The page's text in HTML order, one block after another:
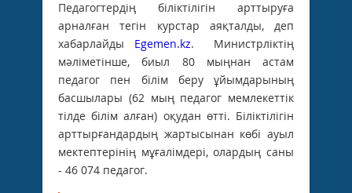
Педагогтердің біліктілігін арттыруға
арналған тегін курстар аяқталды, деп
хабарлайды Egemen.kz. Министрліктің
мәліметінше, биыл 80 мыңнан астам
педагог пен білім беру ұйымдарының
басшылары (62 мың педагог мемлекеттік
тілде білім алған) оқудан өтті. Біліктілігін
арттырғандардың жартысынан көбі ауыл
мектептерінің мұғалімдері, олардың саны
- 46 074 педагог.